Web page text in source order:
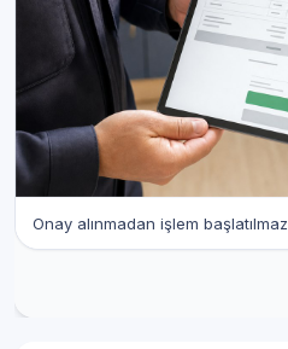
Onay alınmadan işlem başlatılmaz